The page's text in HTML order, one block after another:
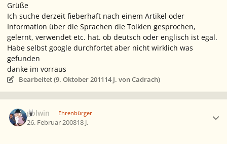
Grüße
Ich suche derzeit fieberhaft nach einem Artikel oder
Information über die Sprachen die Tolkien gesprochen,
gelernt, verwendet etc. hat. ob deutsch oder englisch ist egal.
Habe selbst google durchfortet aber nicht wirklich was
gefunden
danke im vorraus
Bearbeitet (9. Oktober 201114 J. von Cadrach)
golwin Ehrenbürger
26. Februar 200818 J.